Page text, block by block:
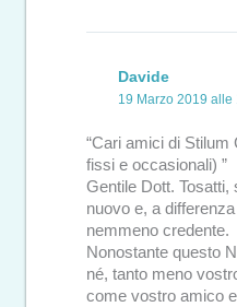
Davide
19 Marzo 2019 alle
“Cari amici di Stilum
fissi e occasionali) ”
Gentile Dott. Tosatti,
nuovo e, a
nemmeno credente.
Nonostante questo
né, tanto meno
come vostro amico